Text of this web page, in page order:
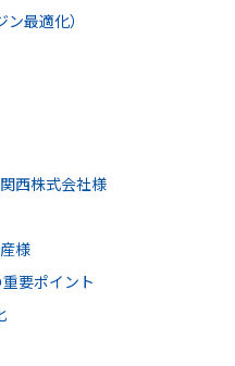
最適化）
西株式会社様
様
要ポイント